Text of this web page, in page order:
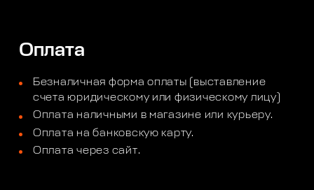
Оплата
Безналичная форма оплаты (выставление
счета юридическому или физическому лицу)
Оплата наличными в магазине или курьеру.
Оплата на банковскую карту.
Оплата через сайт.